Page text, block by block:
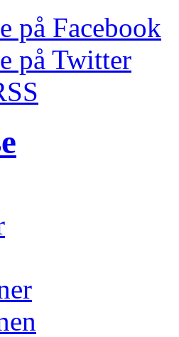
på Facebook
på Twitter